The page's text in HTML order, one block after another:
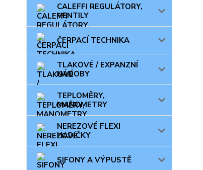
CALEFFI REGULÁTORY,
VENTILY
ČERPACÍ TECHNIKA
TLAKOVÉ / EXPANZNÍ
NÁDOBY
TEPLOMĚRY,
MANOMETRY
NEREZOVÉ FLEXI
HADIČKY
SIFONY A VÝPUSTĚ